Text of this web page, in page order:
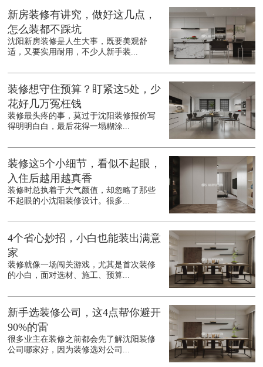
新房装修有讲究，做好这几点，
怎么装都不踩坑
沈阳新房装修是人生大事，既要美观舒
适，又要实用耐用，不少人新手装...
装修想守住预算？盯紧这5处，少
花好几万冤枉钱
装修最头疼的事，莫过于沈阳装修报价写
得明明白白，最后花得一塌糊涂...
装修这5个小细节，看似不起眼，
入住后越用越真香
装修时总执着于大气颜值，却忽略了那些
不起眼的小沈阳装修设计。很多...
4个省心妙招，小白也能装出满意
家
装修就像一场闯关游戏，尤其是首次装修
的小白，面对选材、施工、预算...
新手选装修公司，这4点帮你避开
90%的雷
很多业主在装修之前都会先了解沈阳装修
公司哪家好，因为装修选对公司...